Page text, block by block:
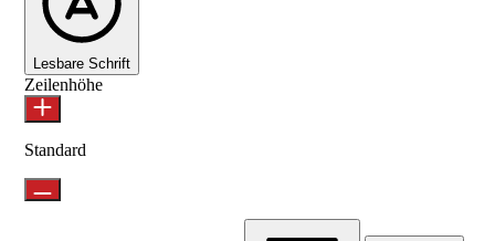
Lesbare Schrift
Zeilenhöhe
Standard